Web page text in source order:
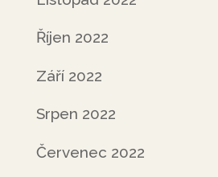
Říjen 2022
Září 2022
Srpen 2022
Červenec 2022